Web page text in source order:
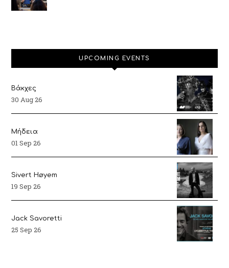
UPCOMING EVENTS
Βάκχες
30 Aug 26
Μήδεια
01 Sep 26
Sivert Høyem
19 Sep 26
Jack Savoretti
25 Sep 26